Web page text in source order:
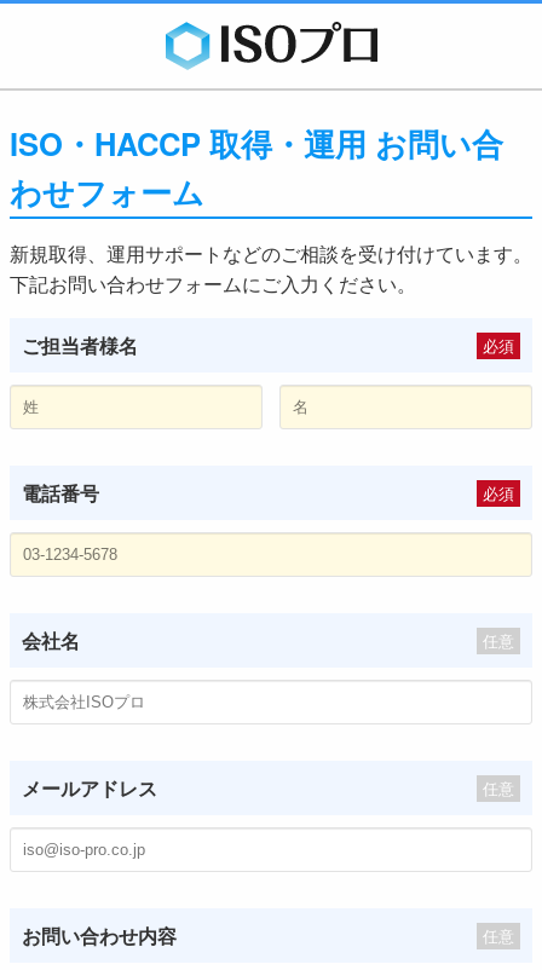
ISO・HACCP 取得・運用 お問い合
わせフォーム
新規取得、運用サポートなどのご相談を受け付けています。
下記お問い合わせフォームにご入力ください。
ご担当者様名 必須
電話番号 必須
会社名 任意
メールアドレス 任意
お問い合わせ内容 任意